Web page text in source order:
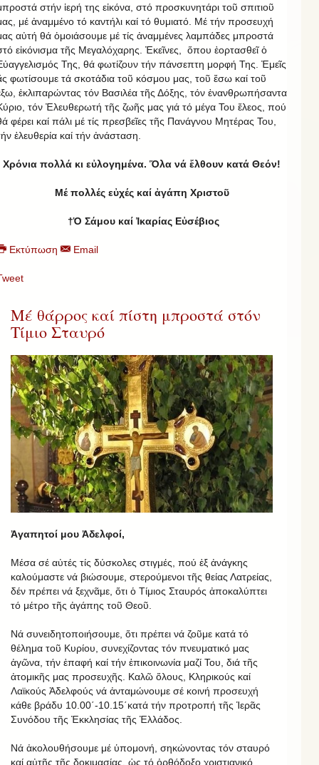
στήν ἱερή της εἰκόνα, στό προσκυνητάρι τοῦ σπιτιοῦ
μέ ἀναμμένο τό καντήλι καί τό θυμιατό. Μέ τήν προσευχή
αὐτή θά ὁμοιάσουμε μέ τίς ἀναμμένες λαμπάδες μπροστά
εἰκόνισμα τῆς Μεγαλόχαρης. Ἐκεῖνες, ὅπου ἑορτασθεῖ ὁ
Της, θά φωτίζουν τήν πάνσεπτη μορφή Της. Ἐμεῖς
φωτίσουμε τά σκοτάδια τοῦ κόσμου μας, τοῦ ἔσω καί τοῦ
ἐκλιπαρώντας τόν Βασιλέα τῆς Δόξης, τόν ἐνανθρωπήσαντα
τόν Ἐλευθερωτή τῆς ζωῆς μας γιά τό μέγα Του ἔλεος, πού
φέρει καί πάλι μέ τίς πρεσβεῖες τῆς Πανάγνου Μητέρας Του,
ἐλευθερία καί τήν ἀνάσταση.
Χρόνια πολλά κι εὐλογημένα. Ὅλα νά ἔλθουν κατά Θεόν!
Μέ πολλές εὐχές καί ἀγάπη Χριστοῦ
†Ὁ Σάμου καί Ἰκαρίας Εὐσέβιος
Εκτύπωση Email
Μέ θάρρος καί πίστη μπροστά στόν
Τίμιο Σταυρό
Ἀγαπητοί μου Ἀδελφοί,
Μέσα σέ αὐτές τίς δύσκολες στιγμές, πού ἐξ ἀνάγκης
καλούμαστε νά βιώσουμε, στερούμενοι τῆς θείας Λατρείας,
δέν πρέπει νά ξεχνᾶμε, ὅτι ὁ Τίμιος Σταυρός ἀποκαλύπτει
τό μέτρο τῆς ἀγάπης τοῦ Θεοῦ.
Νά συνειδητοποιήσουμε, ὅτι πρέπει νά ζοῦμε κατά τό
θέλημα τοῦ Κυρίου, συνεχίζοντας τόν πνευματικό μας
ἀγῶνα, τήν ἐπαφή καί τήν ἐπικοινωνία μαζί Του, διά τῆς
ἀτομικῆς μας προσευχῆς. Καλῶ ὅλους, Κληρικούς καί
Λαϊκούς Ἀδελφούς νά ἀνταμώνουμε σέ κοινή προσευχή
κάθε βράδυ 10.00΄-10.15΄κατά τήν προτροπή τῆς Ἱερᾶς
Συνόδου τῆς Ἐκκλησίας τῆς Ἑλλάδος.
Νά ἀκολουθήσουμε μέ ὑπομονή, σηκώνοντας τόν σταυρό
καί αὐτῆς τῆς δοκιμασίας, ὡς τό ὀρθόδοξο χριστιανικό